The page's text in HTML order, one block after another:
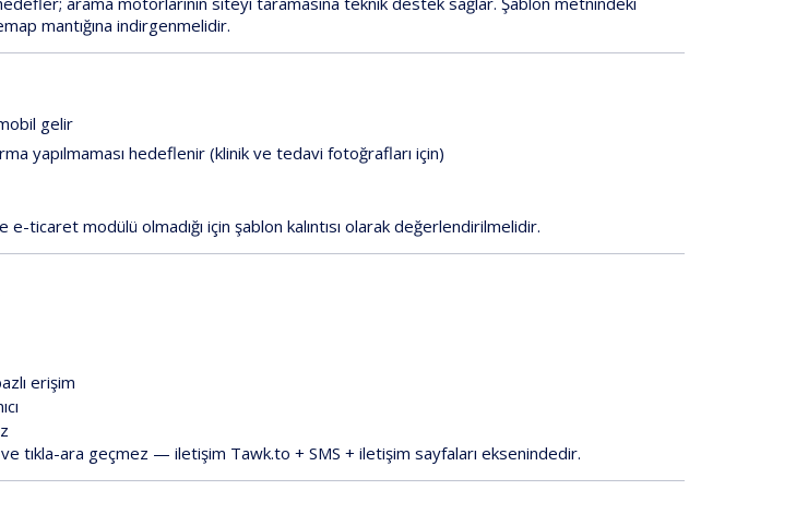
mantığına indirgenmelidir.
gelir
yapılmaması hedeflenir (klinik ve tedavi fotoğrafları için)
e-ticaret modülü olmadığı için şablon kalıntısı olarak değerlendirilmelidir.
erişim
tıkla-ara geçmez — iletişim Tawk.to + SMS + iletişim sayfaları eksenindedir.